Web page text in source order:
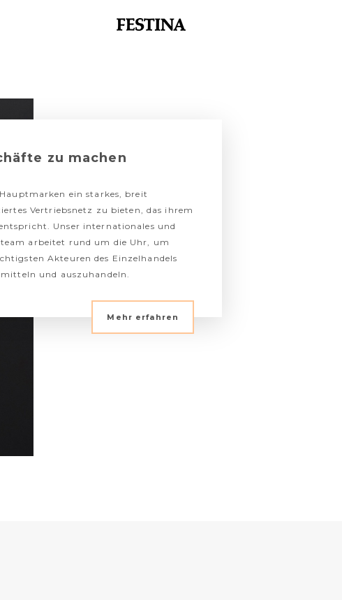
zu machen
ein starkes, breit
Vertriebsnetz zu bieten, das ihrem
Unser internationales und
arbeitet rund um die Uhr, um
Akteuren des Einzelhandels
und auszuhandeln.
Mehr erfahren